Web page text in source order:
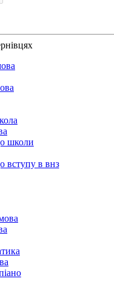
школи
вступу в внз